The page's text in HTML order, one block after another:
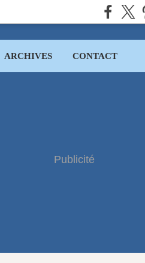
ARCHIVES CONTACT
Publicité